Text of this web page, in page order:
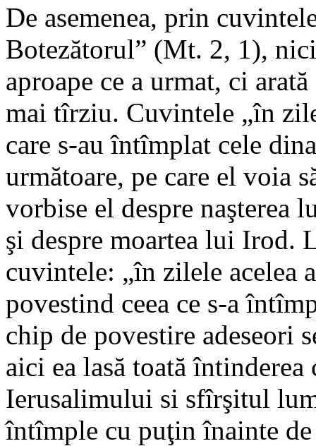
De asemenea, prin
Botezătorul” (Mt. 2, 1),
aproape ce a urmat, ci
mai tîrziu. Cuvintele „în
care s-au întîmplat cele
următoare, pe care el voia
vorbise el despre naşterea
şi despre moartea lui Irod.
cuvintele: „în zilele acelea
povestind ceea ce s-a
chip de povestire adeseori
aici ea lasă toată
Ierusalimului si sfîrşitul
întîmple cu puţin înainte